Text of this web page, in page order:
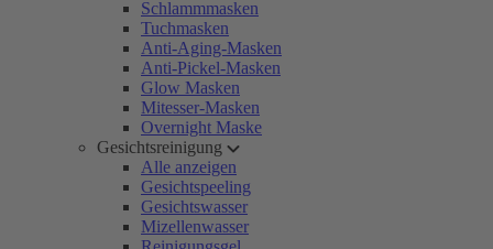
Schlammmasken
Tuchmasken
Anti-Aging-Masken
Anti-Pickel-Masken
Glow Masken
Mitesser-Masken
Overnight Maske
Gesichtsreinigung
Alle anzeigen
Gesichtspeeling
Gesichtswasser
Mizellenwasser